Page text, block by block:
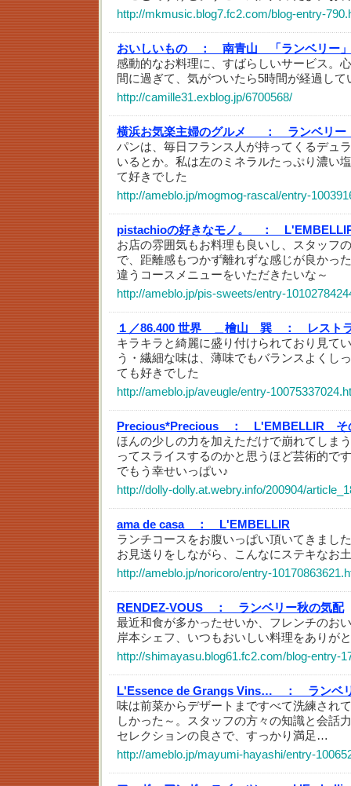
http://mkmusic.blog7.fc2.com/blog-entry-
おいしいもの ：
南青山 「ランベリー
感動的なお料理に、すばらしいサービス。
間に過ぎて、気がついたら5時間が経過して
http://camille31.exblog.jp/6700568/
横浜お気楽主婦のグルメ_ ：
ランベリー
パンは、毎日フランス人が持ってくるデュ
いるとか。私は左のミネラルたっぷり濃い
て好きでした
http://ameblo.jp/mogmog-rascal/entry-
pistachioの好きなモノ。 ：
お店の雰囲気もお料理も良いし、スタッフ
で、距離感もつかず離れずな感じが良かっ
違うコースメニューをいただきたいな～
http://ameblo.jp/pis-sweets/entry-
１／86.400 世界 ＿檜山 巽 ：
レスト
キラキラと綺麗に盛り付けられており見て
う・繊細な味は、薄味でもバランスよくし
ても好きでした
http://ameblo.jp/aveugle/entry-
Precious*Precious ：
L'EMBELLIR
ほんの少しの力を加えただけで崩れてしま
ってスライスするのかと思うほど芸術的で
でもう幸せいっぱい♪
http://dolly-dolly.at.webry.info/200904/
ama de casa ：
L'EMBELLIR
ランチコースをお腹いっぱい頂いてきまし
お見送りをしながら、こんなにステキなお
http://ameblo.jp/noricoro/entry-
RENDEZ-VOUS ：
ランベリー秋の気配
最近和食が多かったせいか、フレンチのお
岸本シェフ、いつもおいしい料理をありが
http://shimayasu.blog61.fc2.com/blog-entry-
L'Essence de Grangs Vins… ：
ラン
味は前菜からデザートまですべて洗練され
しかった～。スタッフの方々の知識と会話
セレクションの良さで、すっかり満足…
http://ameblo.jp/mayumi-hayashi/entry-